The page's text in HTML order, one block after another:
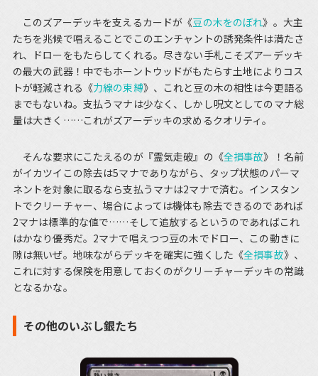
このズアーデッキを支えるカードが《豆の木をのぼれ》。大主
たちを兆候で唱えることでこのエンチャントの誘発条件は満たさ
れ、ドローをもたらしてくれる。尽きない手札こそズアーデッキ
の最大の武器！中でもホーントウッドがもたらす土地によりコス
トが軽減される《力線の束縛》、これと豆の木の相性は今更語る
までもないね。支払うマナは少なく、しかし呪文としてのマナ総
量は大きく……これがズアーデッキの求めるクオリティ。
そんな要求にこたえるのが『霊気走破』の《全損事故》！名前
がイカツイこの除去は5マナでありながら、タップ状態のパーマ
ネントを対象に取るなら支払うマナは2マナで済む。インスタン
トでクリーチャー、場合によっては機体も除去できるのであれば
2マナは標準的な値で……そして追放するというのであればこれ
はかなり優秀だ。2マナで唱えつつ豆の木でドロー、この動きに
隙は無いぜ。地味ながらデッキを確実に強くした《全損事故》、
これに対する保険を用意しておくのがクリーチャーデッキの常識
となるかな。
その他のいぶし銀たち